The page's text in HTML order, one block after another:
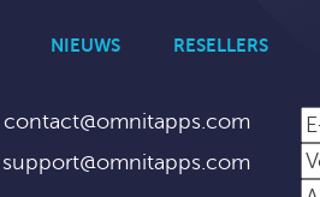
NIEUWS RESELLERS
contact@omnitapps.com
support@omnitapps.com